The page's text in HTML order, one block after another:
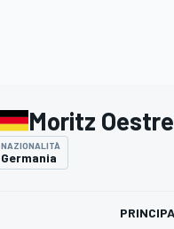
Moritz
NAZIONALITÀ
Germania